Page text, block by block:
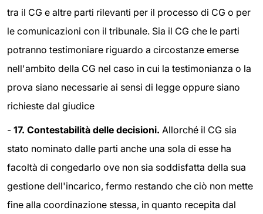
tra il CG e altre parti rilevanti per il processo di CG o per
le comunicazioni con il tribunale. Sia il CG che le parti
potranno testimoniare riguardo a circostanze emerse
nell'ambito della CG nel caso in cui la testimonianza o la
prova siano necessarie ai sensi di legge oppure siano
richieste dal giudice
- 17. Contestabilità delle decisioni. Allorché il CG sia
stato nominato dalle parti anche una sola di esse ha
facoltà di congedarlo ove non sia soddisfatta della sua
gestione dell'incarico, fermo restando che ciò non mette
fine alla coordinazione stessa, in quanto recepita dal